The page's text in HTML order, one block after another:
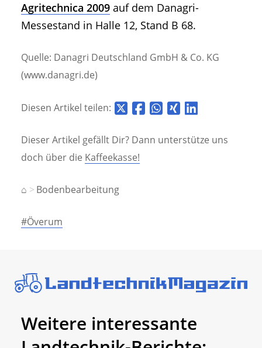
Agritechnica 2009 auf dem Danagri-
Messestand in Halle 12, Stand B 68.
Quelle: Danagri Deutschland GmbH & Co. KG
(www.danagri.de)
Diesen Artikel teilen:
Dieser Artikel gefällt Dir? Dann unterstütze uns
doch über die Kaffeekasse!
⌂ Bodenbearbeitung
#Överum
Weitere interessante